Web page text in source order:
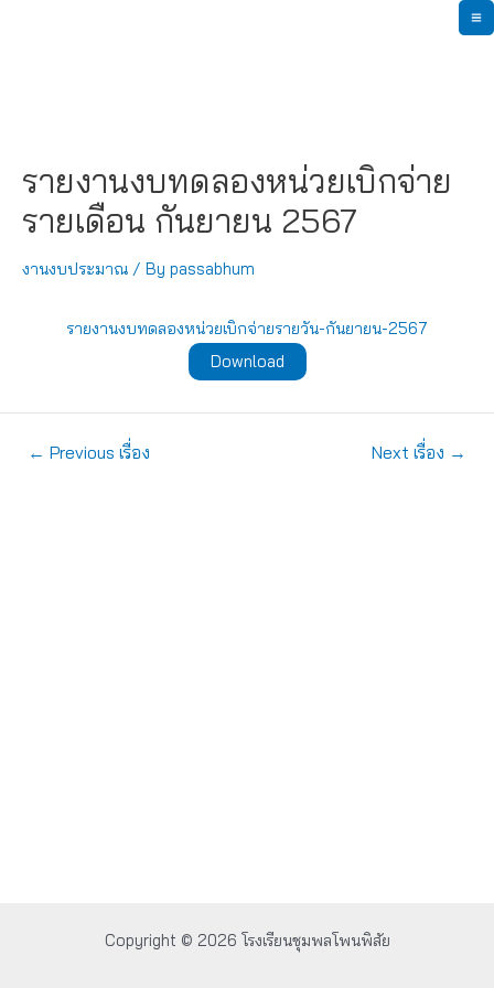
รายงานงบทดลองหน่วยเบิกจ่าย
รายเดือน กันยายน 2567
งานงบประมาณ / By passabhum
รายงานงบทดลองหน่วยเบิกจ่ายรายวัน-กันยายน-2567
Download
แนะแนว
← Previous เรื่อง Next เรื่อง →
Copyright © 2026 โรงเรียนชุมพลโพนพิสัย